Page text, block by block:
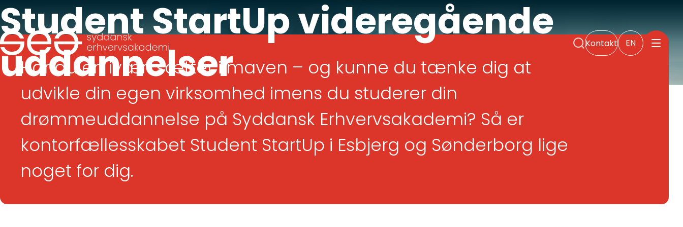
Kontakt EN
Student StartUp videregående
uddannelser
Har du en iværksætter i maven – og kunne du tænke dig at
udvikle din egen virksomhed imens du studerer din
drømmeuddannelse på Syddansk Erhvervsakademi? Så er
kontorfællesskabet Student StartUp i Esbjerg og Sønderborg lige
noget for dig.